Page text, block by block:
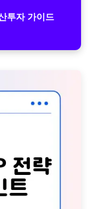
투자 가이드